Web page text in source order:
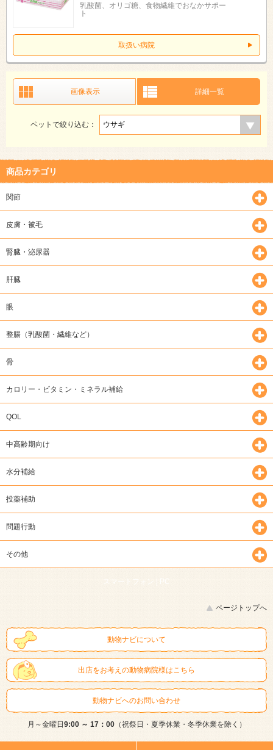
乳酸菌、オリゴ糖、食物繊維でおなかサポー
ト
取扱い病院
画像表示 詳細一覧
ペットで絞り込む：
商品カテゴリ
関節
皮膚・被毛
腎臓・泌尿器
肝臓
眼
整腸（乳酸菌・繊維など）
骨
カロリー・ビタミン・ミネラル補給
QOL
中高齢期向け
水分補給
投薬補助
問題行動
その他
スマートフォン | PC
ページトップへ
動物ナビについて
出店をお考えの動物病院様はこちら
動物ナビへのお問い合わせ
月～金曜日 9:00 ～ 17：00（祝祭日・夏季休業・冬季休業を除く）